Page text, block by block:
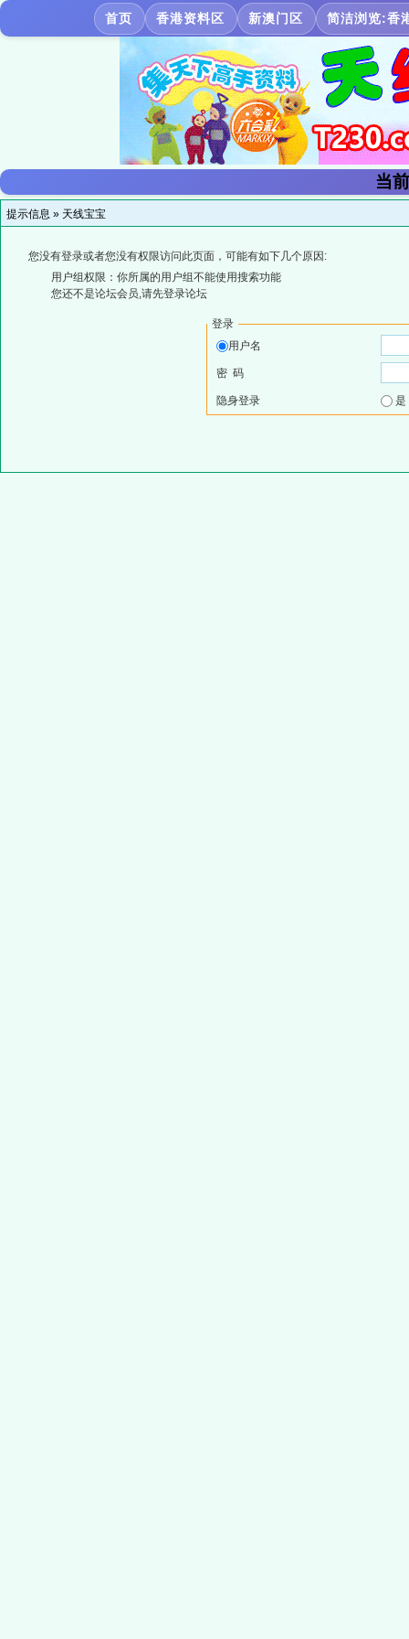
首页 香港资料区 新澳门区 简洁浏览:香
当
提示信息 » 天线宝宝
您没有登录或者您没有权限访问此页面，可能有如下几个原因:
用户组权限：你所属的用户组不能使用搜索功能
您还不是论坛会员,请先登录论坛
登录
用户名
密 码
隐身登录